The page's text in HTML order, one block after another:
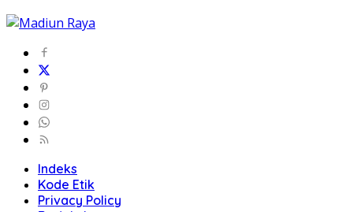
Indeks
Kode Etik
Privacy Policy